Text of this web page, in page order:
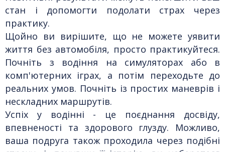
стан і допомогти подолати страх через
практику.
Щойно ви вирішите, що не можете уявити
життя без автомобіля, просто практикуйтеся.
Почніть з водіння на симуляторах або в
комп'ютерних іграх, а потім переходьте до
реальних умов. Почніть із простих маневрів і
нескладних маршрутів.
Успіх у водінні - це поєднання досвіду,
впевненості та здорового глузду. Можливо,
ваша подруга також проходила через подібні